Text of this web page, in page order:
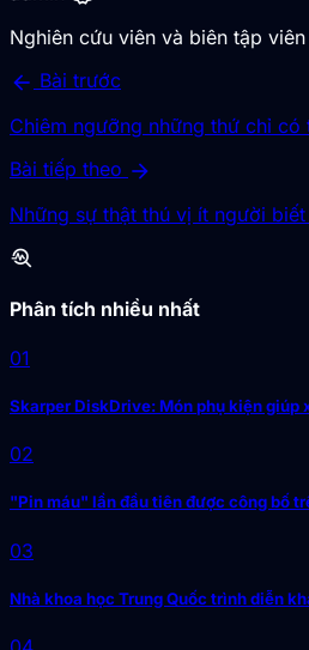
Nghiên cứu viên và biên tập
arrow_back Bài trước
Chiêm ngưỡng những thứ chỉ
Bài tiếp theo arrow_forward
Những sự thật thú vị ít người
troubleshoot
Phân tích nhiều nhất
01
Skarper DiskDrive: Món phụ kiện giúp
02
"Pin máu" lần đầu tiên được công bố
03
Nhà khoa học Trung Quốc trình diễn